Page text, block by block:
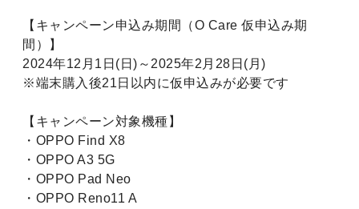
【キャンペーン申込み期間（O Care 仮申込み期
間）】
2024年12月1日(日)～2025年2月28日(月)
※端末購入後21日以内に仮申込みが必要です
【キャンペーン対象機種】
・OPPO Find X8
・OPPO A3 5G
・OPPO Pad Neo
・OPPO Reno11 A